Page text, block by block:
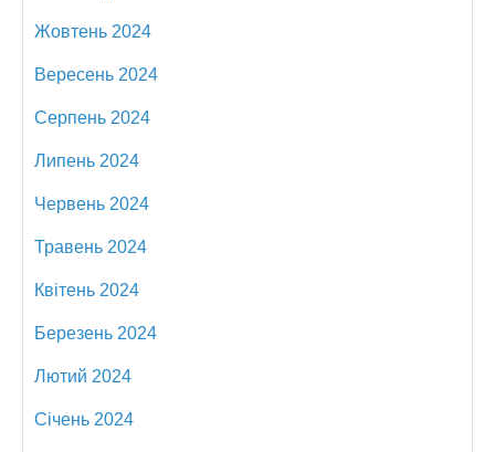
Жовтень 2024
Вересень 2024
Серпень 2024
Липень 2024
Червень 2024
Травень 2024
Квітень 2024
Березень 2024
Лютий 2024
Січень 2024